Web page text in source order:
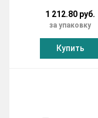
1 212.80 руб.
за упаковку
Купить